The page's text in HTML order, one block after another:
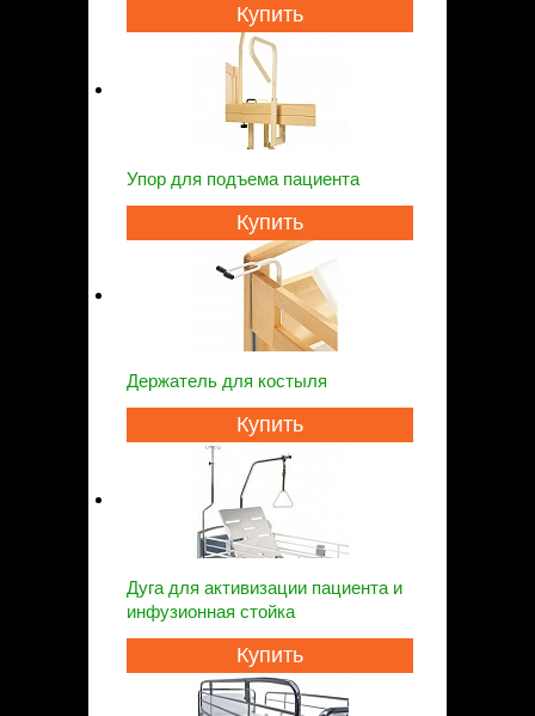
Купить
Упор для подъема пациента
Купить
Держатель для костыля
Купить
Дуга для активизации пациента и
инфузионная стойка
Купить